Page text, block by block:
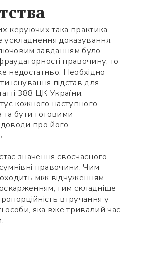
керуючих така практика
ускладнення доказування.
завданням було
правочину, то
недостатньо. Необхідно
існування підстав для
388 ЦК України,
кожного наступного
бути готовими
про його
значення своєчасного
правочини. Чим
між відчуженням
тим складніше
втручання у
особи, яка вже тривалий час
потрібні поля